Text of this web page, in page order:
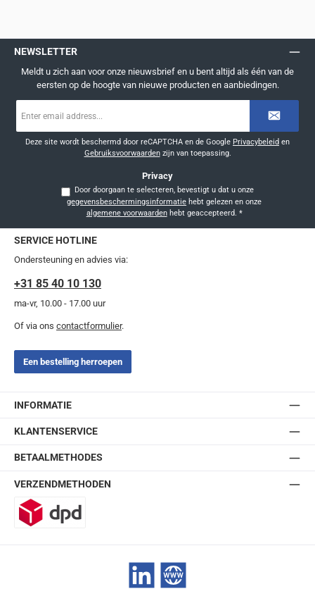
NEWSLETTER
Meldt u zich aan voor onze nieuwsbrief en u bent altijd als één van de
eersten op de hoogte van nieuwe producten en aanbiedingen.
mailadres
Deze site wordt beschermd door reCAPTCHA en de Google Privacybeleid en
Gebruiksvoorwaardenzijn van toepassing.
Privacy
Door doorgaan te selecteren, bevestigt u dat u onze
gegevensbeschermingsinformatie
algemene voorwaardenhebt geaccepteerd. *
SERVICE HOTLINE
Ondersteuning en advies via:
+31 85 40 10 130
ma-vr, 10.00 - 17.00 uur
Of via ons contactformulier.
Een bestelling herroepen
INFORMATIE
KLANTENSERVICE
BETAALMETHODES
VERZENDMETHODEN
LinkedIn Website